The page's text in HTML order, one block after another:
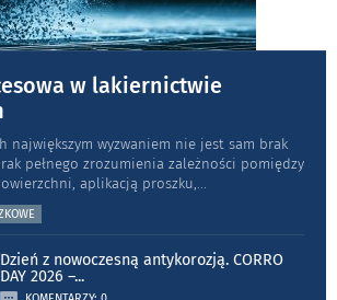
w lakiernictwie
największym wyzwaniem nie jest sam brak
pełnego zrozumienia zależności pomiędzy
aplikacją proszku,...
Dzień z nowoczesną antykorozją. CORRO
DAY 2026 –...